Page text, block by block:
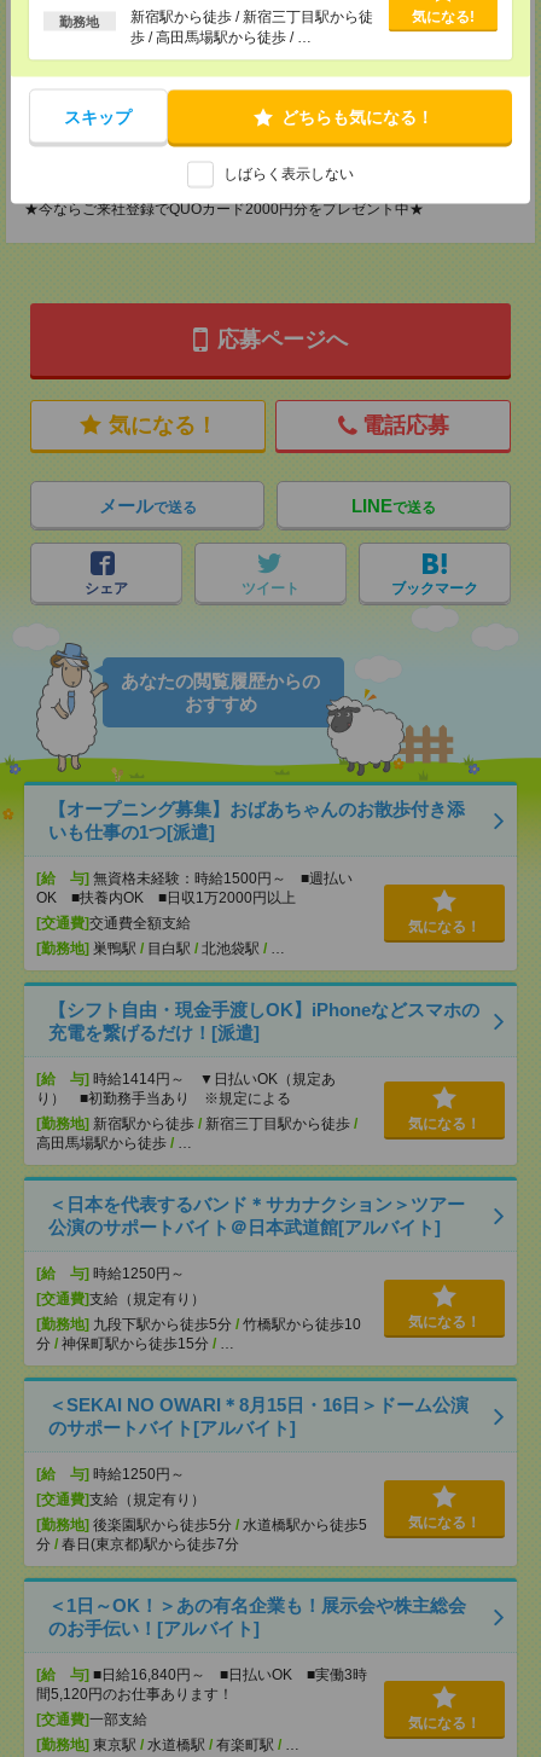
る
勤務地
新宿駅から徒歩 / 新宿三丁目駅から徒
歩 / 高田馬場駅から徒歩 / …
気になる!
スキップ どちらも気になる！
しばらく表示しない
メディカルケア事業部 横浜オフィス
神奈川県横浜市保土ケ谷区神戸町134 横浜ビジネスパークサウスタワー
2F B区画
MAIL：tenshoku@nikken-ts.jp
担当：採用担当
★今ならご来社登録でQUOカード2000円分をプレゼント中★
応募ページへ
気になる！ 電話応募
メールで送る LINEで送る
シェア ツイート ブックマーク
あなたの閲覧履歴からの
おすすめ
【オープニング募集】おばあちゃんのお散歩付き添
いも仕事の1つ[派遣]
[給 与] 無資格未経験：時給1500円～ ■週払い
OK ■扶養内OK ■日収1万2000円以上
[交通費]交通費全額支給
[勤務地] 巣鴨駅 / 目白駅 / 北池袋駅 / …
気になる！
【シフト自由・現金手渡しOK】iPhoneなどスマホの
充電を繋げるだけ！[派遣]
[給 与] 時給1414円～ ▼日払いOK（規定あ
り） ■初勤務手当あり ※規定による
[勤務地] 新宿駅から徒歩 / 新宿三丁目駅から徒歩 /
高田馬場駅から徒歩 / …
気になる！
＜日本を代表するバンド＊サカナクション＞ツアー
公演のサポートバイト＠日本武道館[アルバイト]
[給 与] 時給1250円～
[交通費]支給（規定有り）
[勤務地] 九段下駅から徒歩5分 / 竹橋駅から徒歩10
分 / 神保町駅から徒歩15分 / …
気になる！
＜SEKAI NO OWARI＊8月15日・16日＞ドーム公演
のサポートバイト[アルバイト]
[給 与] 時給1250円～
[交通費]支給（規定有り）
[勤務地] 後楽園駅から徒歩5分 / 水道橋駅から徒歩5
分 / 春日(東京都)駅から徒歩7分
気になる！
＜1日～OK！＞あの有名企業も！展示会や株主総会
のお手伝い！[アルバイト]
[給 与] ■日給16,840円～ ■日払いOK ■実働3時
間5,120円のお仕事あります！
[交通費]一部支給
[勤務地] 東京駅 / 水道橋駅 / 有楽町駅 / …
気になる！